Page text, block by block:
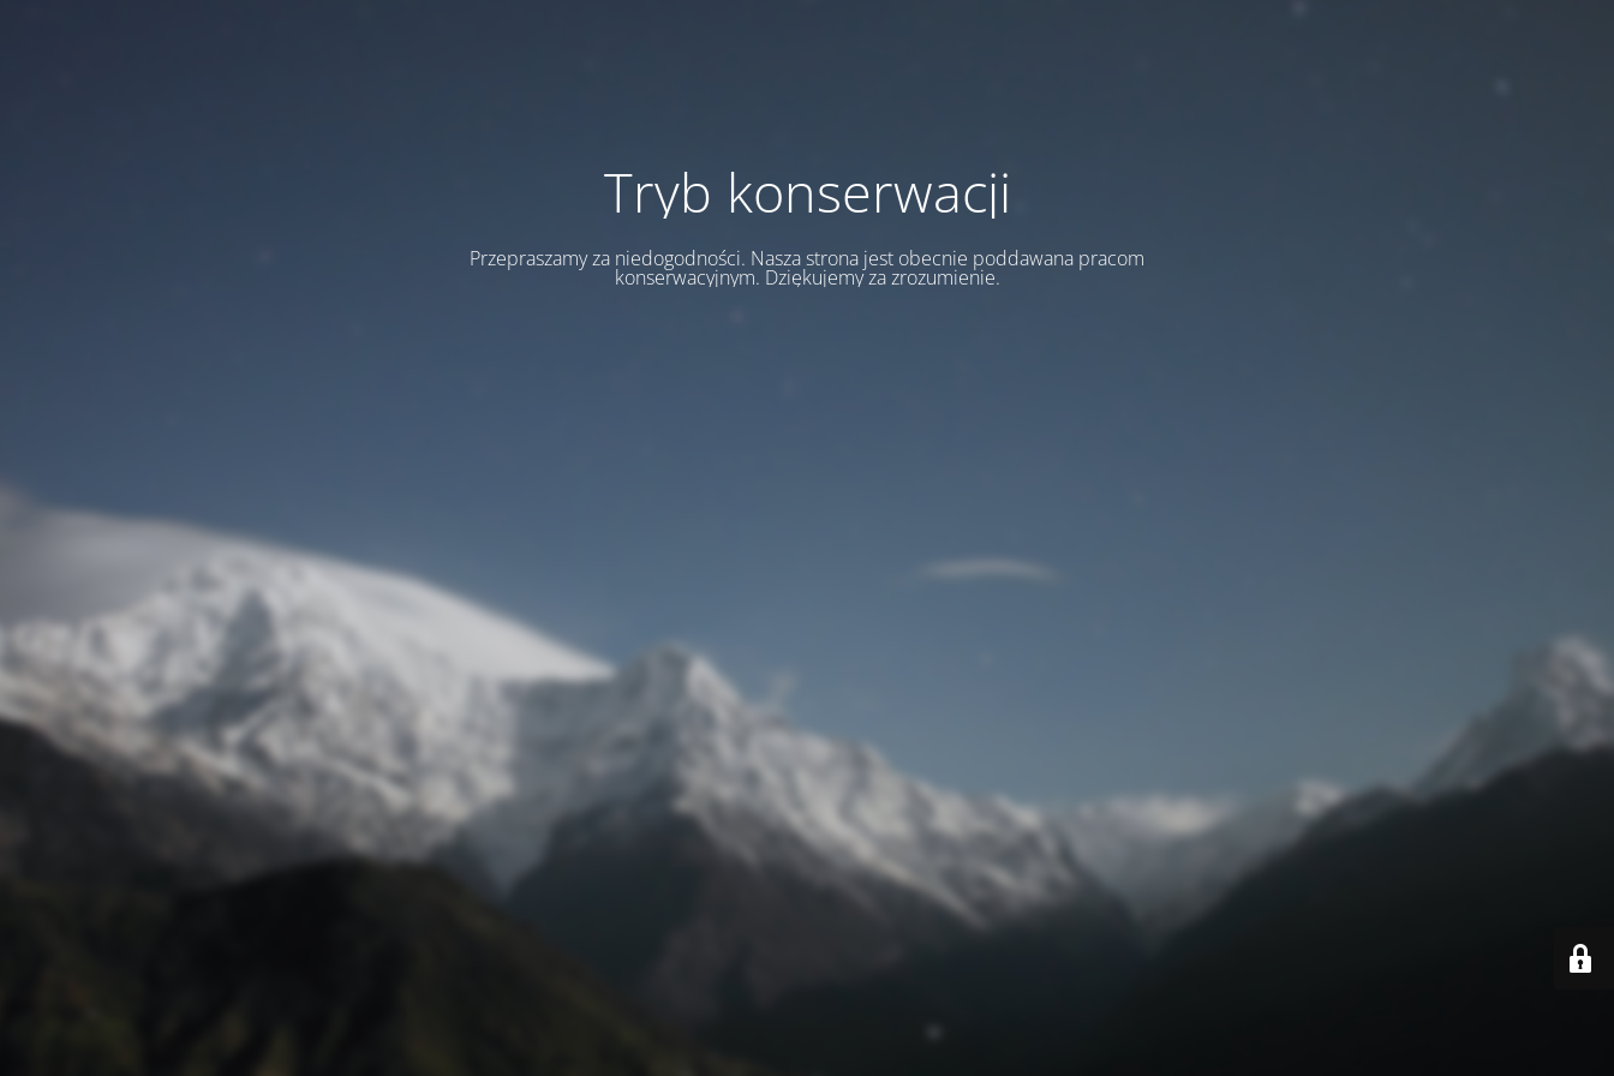
Tryb konserwacji
Przepraszamy za niedogodności. Nasza strona jest obecnie poddawana pracom
konserwacyjnym. Dziękujemy za zrozumienie.